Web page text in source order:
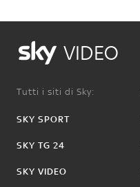
VIDEO
Tutti i siti di Sky:
SKY SPORT
SKY TG 24
SKY VIDEO